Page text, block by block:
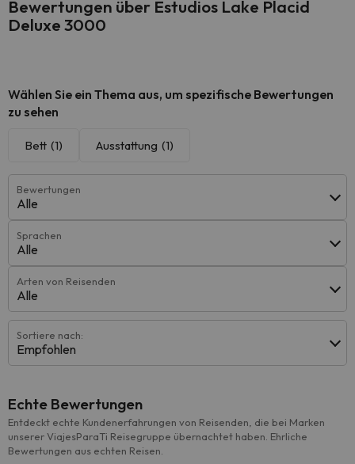
Bewertungen über Estudios Lake Placid
Deluxe 3000
Wählen Sie ein Thema aus, um spezifische Bewertungen
zu sehen
Bett (1) Ausstattung (1)
Bewertungen
Alle
Sprachen
Alle
Arten von Reisenden
Alle
Sortiere nach:
Empfohlen
Echte Bewertungen
Entdeckt echte Kundenerfahrungen von Reisenden, die bei Marken
unserer ViajesParaTi Reisegruppe übernachtet haben. Ehrliche
Bewertungen aus echten Reisen.